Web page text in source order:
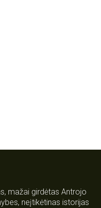
mažai girdėtas Antrojo
neįtikėtinas istorijas